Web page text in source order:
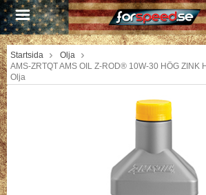
Startsida
Olja
AMS-ZRTQT AMS OIL Z-ROD® 10W-30 HÖG ZINK
Olja